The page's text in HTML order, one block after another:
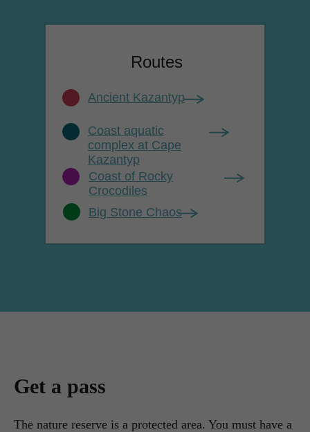
Routes
Ancient Kazantyp
Coast aquatic
complex at Cape
Kazantyp
Coast of Rocky
Crocodiles
Big Stone Chaos
Get a pass
The nature reserve is a protected area. You must have a